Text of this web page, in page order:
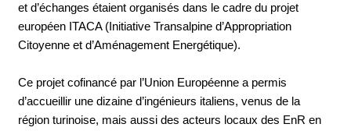
et d’échanges étaient organisés dans le cadre du projet
européen ITACA (Initiative Transalpine d’Appropriation
Citoyenne et d’Aménagement Energétique).
Ce projet cofinancé par l’Union Européenne a permis
d’accueillir une dizaine d’ingénieurs italiens, venus de la
région turinoise, mais aussi des acteurs locaux des EnR en